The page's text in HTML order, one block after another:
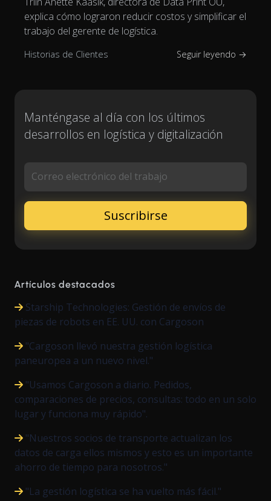
explica cómo lograron reducir costos y simplificar el
trabajo del gerente de logística.
Historias de Clientes Seguir leyendo →
Manténgase al día con los últimos
desarrollos en logística y digitalización
Correo electrónico del trabajo
Artículos destacados
Starship Technologies: Gestión de envíos de
piezas de robots en EE. UU. con Cargoson
"Cargoson llevó nuestra gestión logística
paneuropea a un nuevo nivel."
"Usamos Cargoson a diario. Pedidos,
comparaciones de precios, consultas: todo en un solo
lugar y funciona muy rápido".
"Nuestros socios de transporte actualizan los
datos de carga ellos mismos y esto es un importante
ahorro de tiempo para nosotros."
"La gestión logística se ha vuelto más fácil."